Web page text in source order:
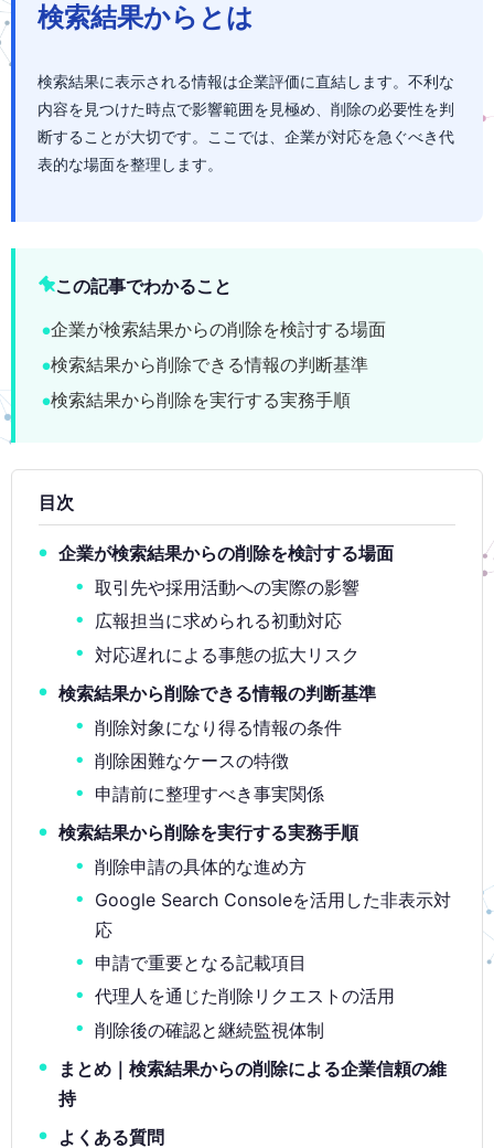
検索結果からとは
検索結果に表示される情報は企業評価に直結します。不利な
内容を見つけた時点で影響範囲を見極め、削除の必要性を判
断することが大切です。ここでは、企業が対応を急ぐべき代
表的な場面を整理します。
この記事でわかること
企業が検索結果からの削除を検討する場面
検索結果から削除できる情報の判断基準
検索結果から削除を実行する実務手順
目次
企業が検索結果からの削除を検討する場面
取引先や採用活動への実際の影響
広報担当に求められる初動対応
対応遅れによる事態の拡大リスク
検索結果から削除できる情報の判断基準
削除対象になり得る情報の条件
削除困難なケースの特徴
申請前に整理すべき事実関係
検索結果から削除を実行する実務手順
削除申請の具体的な進め方
Google Search Consoleを活用した非表示対
応
申請で重要となる記載項目
代理人を通じた削除リクエストの活用
削除後の確認と継続監視体制
まとめ｜検索結果からの削除による企業信頼の維
持
よくある質問